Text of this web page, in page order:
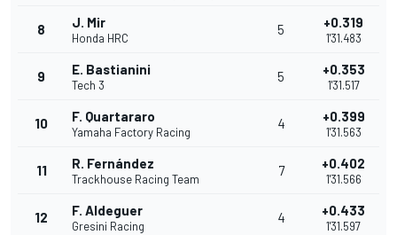
8 J. Mir
Honda HRC
5 +0.319
1'31.483
9 E. Bastianini
Tech 3
5 +0.353
1'31.517
10 F. Quartararo
Yamaha Factory Racing
4 +0.399
1'31.563
11 R. Fernández
Trackhouse Racing Team
7 +0.402
1'31.566
12 F. Aldeguer
Gresini Racing
4 +0.433
1'31.597